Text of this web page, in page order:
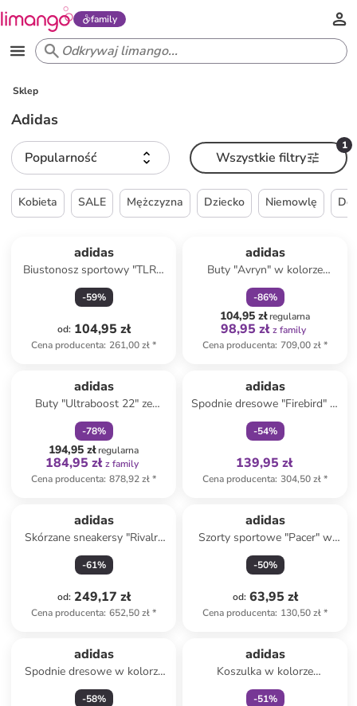
family
Sklep
Adidas
Popularność
1
Wszystkie filtry
Kobieta SALE Mężczyzna Dziecko Niemowlę
adidas
Biustonosz sportowy "TLRD
Impact" w kolorze
jasnoróżowym
-59%
od: 104,95 zł
Cena producenta: 261,00 zł*
adidas
Buty "Avryn" w kolorze
czerwono-czarnym do
biegania
-86%
104,95 złregularna
98,95 zł z family
Cena producenta: 709,00 zł*
adidas
Buty "Ultraboost 22" ze
wzorem do biegania
-78%
194,95 złregularna
184,95 zł z family
Cena producenta: 878,92 zł*
adidas
Spodnie dresowe "Firebird" w
kolorze fioletowym
-54%
139,95 zł
Cena producenta: 304,50 zł*
adidas
Skórzane sneakersy "Rivalry
Crepe" w kolorze
jasnobrązowym
-61%
od: 249,17 zł
Cena producenta: 652,50 zł*
adidas
Szorty sportowe "Pacer" w
kolorze czerwonym
-50%
od: 63,95 zł
Cena producenta: 130,50 zł*
adidas
Spodnie dresowe w kolorze
niebieskim
-58%
adidas
Koszulka w kolorze
fioletowym
-51%